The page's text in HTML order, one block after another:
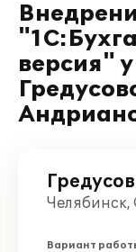
версия"
Челябинск,
Вариант